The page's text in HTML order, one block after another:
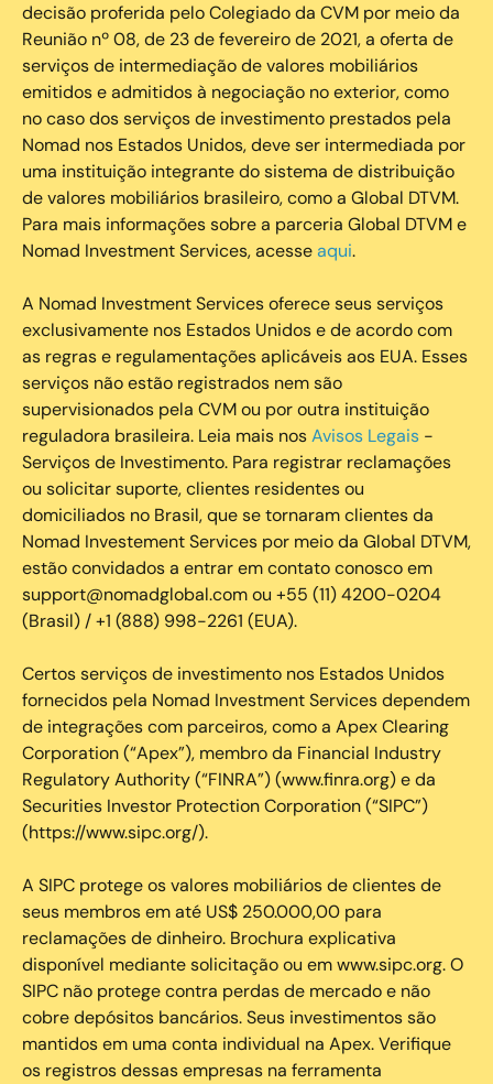
decisão proferida pelo Colegiado da CVM por meio da
Reunião nº 08, de 23 de fevereiro de 2021, a oferta de
serviços de intermediação de valores mobiliários
emitidos e admitidos à negociação no exterior, como
no caso dos serviços de investimento prestados pela
Nomad nos Estados Unidos, deve ser intermediada por
uma instituição integrante do sistema de distribuição
de valores mobiliários brasileiro, como a Global DTVM.
Para mais informações sobre a parceria Global DTVM e
Nomad Investment Services, acesseaqui.
A Nomad Investment Services oferece seus serviços
exclusivamente nos Estados Unidos e de acordo com
as regras e regulamentações aplicáveis aos EUA. Esses
serviços não estão registrados nem são
supervisionados pela CVM ou por outra instituição
reguladora brasileira. Leia mais nosAvisos Legais -
Serviços de Investimento. Para registrar reclamações
ou solicitar suporte, clientes residentes ou
domiciliados no Brasil, que se tornaram clientes da
Nomad Investement Services por meio da Global DTVM,
estão convidados a entrar em contato conosco em
support@nomadglobal.com ou +55 (11) 4200-0204
(Brasil) / +1 (888) 998-2261 (EUA).
Certos serviços de investimento nos Estados Unidos
fornecidos pela Nomad Investment Services dependem
de integrações com parceiros, como a Apex Clearing
Corporation (“Apex”), membro da Financial Industry
Regulatory Authority (“FINRA”) (www.finra.org) e da
Securities Investor Protection Corporation (“SIPC”)
(https://www.sipc.org/).
A SIPC protege os valores mobiliários de clientes de
seus membros em até US$ 250.000,00 para
reclamações de dinheiro. Brochura explicativa
disponível mediante solicitação ou em www.sipc.org. O
SIPC não protege contra perdas de mercado e não
cobre depósitos bancários. Seus investimentos são
mantidos em uma conta individual na Apex. Verifique
os registros dessas empresas na ferramenta